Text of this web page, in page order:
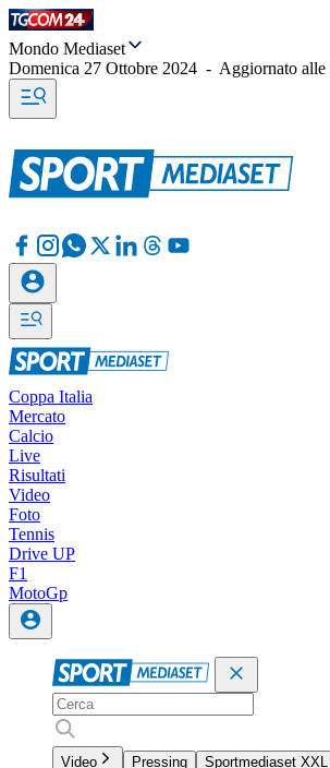
Mondo Mediaset
Domenica 27 Ottobre 2024 - Aggiornato alle
Coppa Italia
Mercato
Calcio
Live
Risultati
Video
Foto
Tennis
Drive UP
F1
MotoGp
Video Pressing Sportmediaset XXL